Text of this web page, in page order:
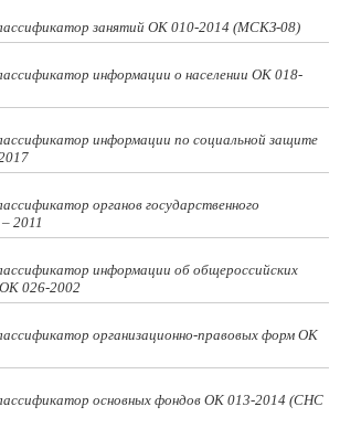
занятий ОК 010-2014 (МСКЗ-08)
информации о населении ОК 018-
информации по социальной защите
органов государственного
2011
информации об общероссийских
026-2002
организационно-правовых форм ОК
основных фондов ОК 013-2014 (СНС